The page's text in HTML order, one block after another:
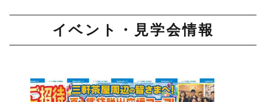
イベント・見学会情報